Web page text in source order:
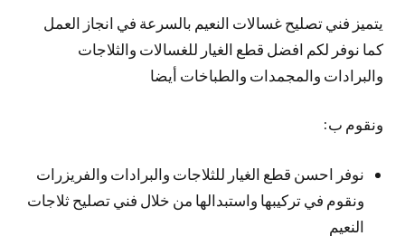
يتميز فني تصليح غسالات النعيم بالسرعة في انجاز العمل
كما نوفر لكم افضل قطع الغيار للغسالات والثلاجات
والبرادات والمجمدات والطباخات أيضا
ونقوم ب:
نوفر احسن قطع الغيار للثلاجات والبرادات والفريزرات
ونقوم في تركيبها واستبدالها من خلال فني تصليح ثلاجات
النعيم